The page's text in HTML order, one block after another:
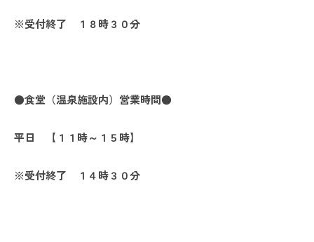
※受付終了 １８時３０分
●食堂（温泉施設内）営業時間●
平日 【 １１時～１５時】
※受付終了 １４時３０分